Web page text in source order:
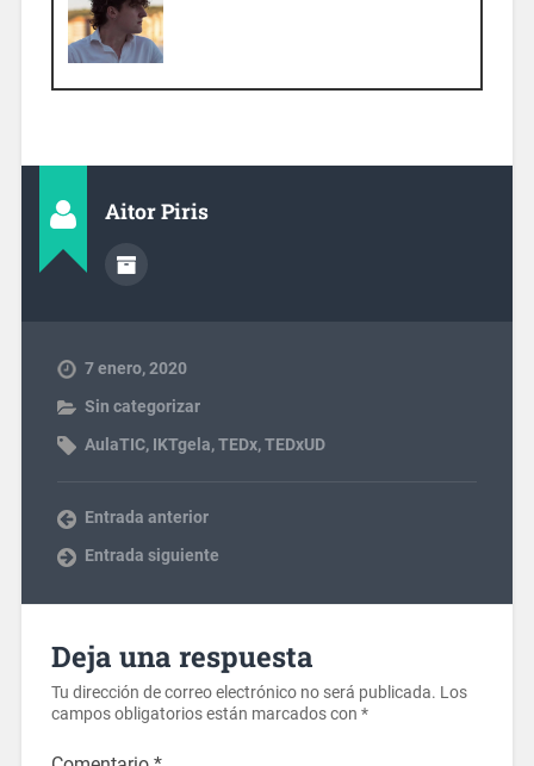
Aitor Piris
7 enero, 2020
Sin categorizar
AulaTIC, IKTgela,TEDx,TEDxUD
Entrada anterior
Entrada siguiente
Deja una respuesta
Tu dirección de correo electrónico no será publicada. Los
campos obligatorios están marcados con *